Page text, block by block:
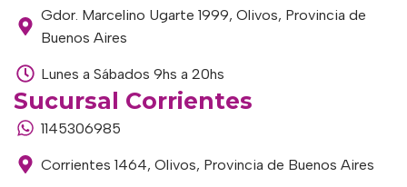
Gdor. Marcelino Ugarte 1999, Olivos, Provincia de
Buenos Aires
Lunes a Sábados 9hs a 20hs
Sucursal Corrientes
1145306985
Corrientes 1464, Olivos, Provincia de Buenos Aires